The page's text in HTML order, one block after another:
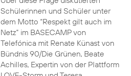
Schülerinnen und Schüler unter
dem Motto “Respekt gilt auch im
Netz” im BASECAMP von
Telefónica mit Renate Künast von
Bündnis 90/Die Grünen, Beate
Achilles, Expertin von der Plattform